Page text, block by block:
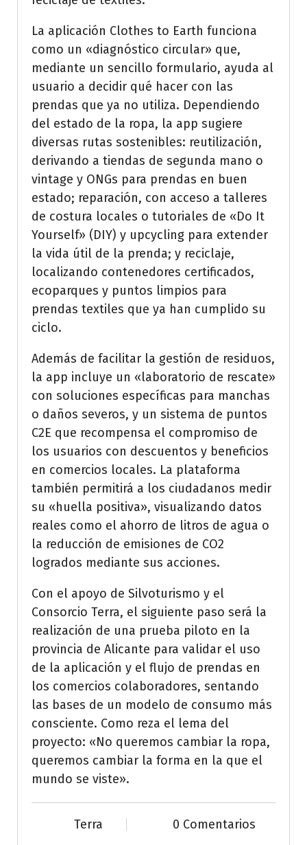
La aplicación Clothes to Earth funciona
como un «diagnóstico circular» que,
mediante un sencillo formulario, ayuda al
usuario a decidir qué hacer con las
prendas que ya no utiliza. Dependiendo
del estado de la ropa, la app sugiere
diversas rutas sostenibles: reutilización,
derivando a tiendas de segunda mano o
vintage y ONGs para prendas en buen
estado; reparación, con acceso a talleres
de costura locales o tutoriales de «Do It
Yourself» (DIY) y upcycling para extender
la vida útil de la prenda; y reciclaje,
localizando contenedores certificados,
ecoparques y puntos limpios para
prendas textiles que ya han cumplido su
ciclo.
Además de facilitar la gestión de residuos,
la app incluye un «laboratorio de rescate»
con soluciones específicas para manchas
o daños severos, y un sistema de puntos
C2E que recompensa el compromiso de
los usuarios con descuentos y beneficios
en comercios locales. La plataforma
también permitirá a los ciudadanos medir
su «huella positiva», visualizando datos
reales como el ahorro de litros de agua o
la reducción de emisiones de CO2
logrados mediante sus acciones.
Con el apoyo de Silvoturismo y el
Consorcio Terra, el siguiente paso será la
realización de una prueba piloto en la
provincia de Alicante para validar el uso
de la aplicación y el flujo de prendas en
los comercios colaboradores, sentando
las bases de un modelo de consumo más
consciente. Como reza el lema del
proyecto: «No queremos cambiar la ropa,
queremos cambiar la forma en la que el
mundo se viste».
Terra 0 Comentarios